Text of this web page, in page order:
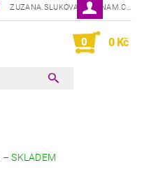
ZUZANA.SLUKOVA@SEZNAM.CZ
0 0 Kč
–SKLADEM